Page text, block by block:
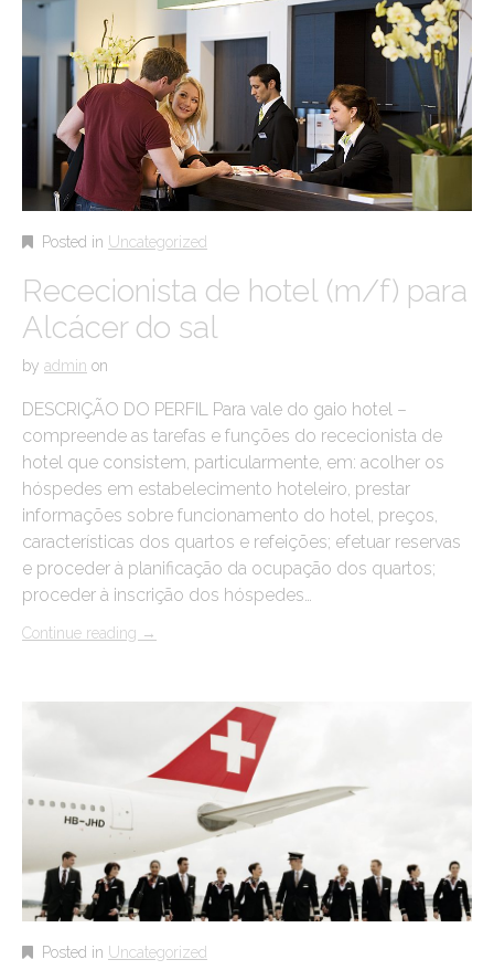
Posted in Uncategorized
Rececionista de hotel (m/f) para
Alcácer do sal
by admin on
DESCRIÇÃO DO PERFIL Para vale do gaio hotel –
compreende as tarefas e funções do rececionista de
hotel que consistem, particularmente, em: acolher os
hóspedes em estabelecimento hoteleiro, prestar
informações sobre funcionamento do hotel, preços,
características dos quartos e refeições; efetuar reservas
e proceder à planificação da ocupação dos quartos;
proceder à inscrição dos hóspedes…
Continue reading →
Posted in Uncategorized